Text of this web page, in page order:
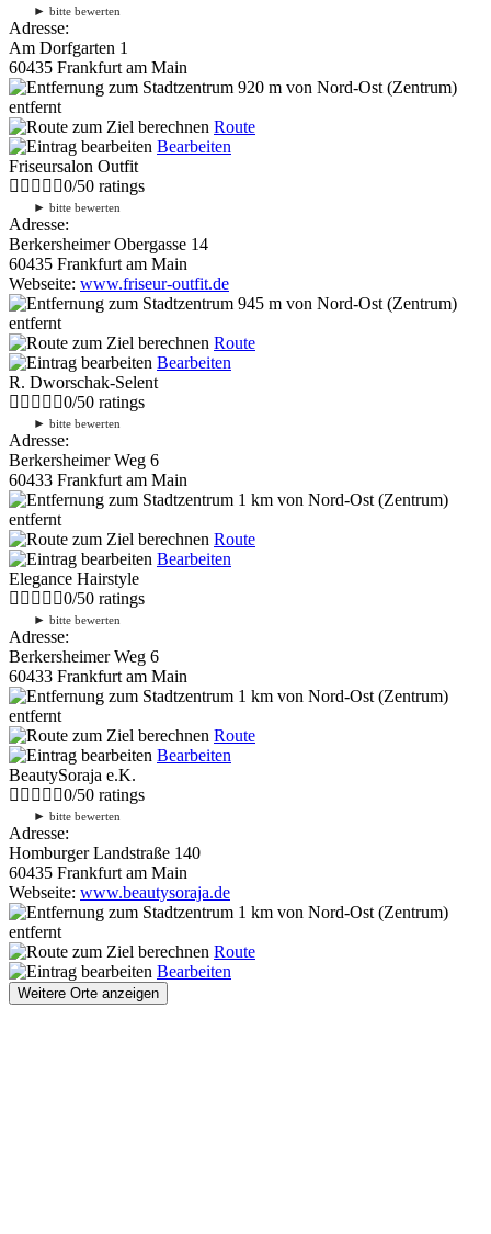
► bitte bewerten
Adresse:
Am Dorfgarten 1
60435 Frankfurt am Main
920 m von Nord-Ost (Zentrum)
entfernt
Route
Bearbeiten
Friseursalon Outfit
0/50 ratings
► bitte bewerten
Adresse:
Berkersheimer Obergasse 14
60435 Frankfurt am Main
Webseite: www.friseur-outfit.de
945 m von Nord-Ost (Zentrum)
entfernt
Route
Bearbeiten
R. Dworschak-Selent
0/50 ratings
► bitte bewerten
Adresse:
Berkersheimer Weg 6
60433 Frankfurt am Main
1 km von Nord-Ost (Zentrum)
entfernt
Route
Bearbeiten
Elegance Hairstyle
0/50 ratings
► bitte bewerten
Adresse:
Berkersheimer Weg 6
60433 Frankfurt am Main
1 km von Nord-Ost (Zentrum)
entfernt
Route
Bearbeiten
BeautySoraja e.K.
0/50 ratings
► bitte bewerten
Adresse:
Homburger Landstraße 140
60435 Frankfurt am Main
Webseite: www.beautysoraja.de
1 km von Nord-Ost (Zentrum)
entfernt
Route
Bearbeiten
Weitere Orte anzeigen